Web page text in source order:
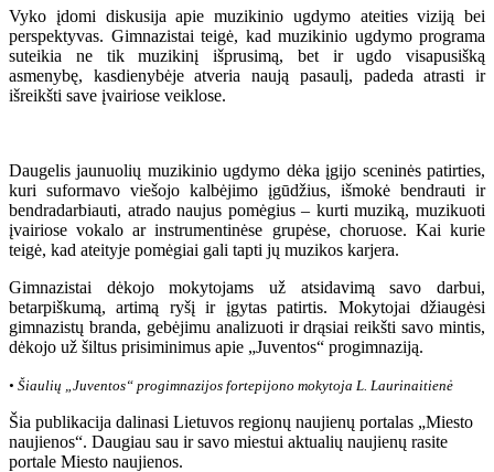
Vyko įdomi diskusija apie muzikinio ugdymo ateities viziją bei
perspektyvas. Gimnazistai teigė, kad muzikinio ugdymo programa
suteikia ne tik muzikinį išprusimą, bet ir ugdo visapusišką
asmenybę, kasdienybėje atveria naują pasaulį, padeda atrasti ir
išreikšti save įvairiose veiklose.
Daugelis jaunuolių muzikinio ugdymo dėka įgijo sceninės patirties,
kuri suformavo viešojo kalbėjimo įgūdžius, išmokė bendrauti ir
bendradarbiauti, atrado naujus pomėgius – kurti muziką, muzikuoti
įvairiose vokalo ar instrumentinėse grupėse, choruose. Kai kurie
teigė, kad ateityje pomėgiai gali tapti jų muzikos karjera.
Gimnazistai dėkojo mokytojams už atsidavimą savo darbui,
betarpiškumą, artimą ryšį ir įgytas patirtis. Mokytojai džiaugėsi
gimnazistų branda, gebėjimu analizuoti ir drąsiai reikšti savo mintis,
dėkojo už šiltus prisiminimus apie „Juventos“ progimnaziją.
• Šiaulių „Juventos“ progimnazijos fortepijono mokytoja L. Laurinaitienė
Šia publikacija dalinasi Lietuvos regionų naujienų portalas „Miesto
naujienos“. Daugiau sau ir savo miestui aktualių naujienų rasite
portale Miesto naujienos.